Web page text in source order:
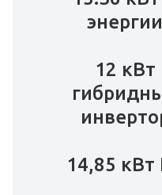
энергии
12 кВт
14,85 кВт